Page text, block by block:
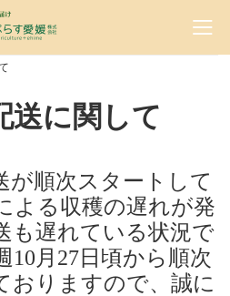
送に関して
が順次スタートして
よる収穫の遅れが発
も遅れている状況で
10月27日頃から順次
おりますので、誠に